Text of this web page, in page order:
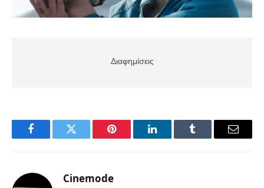
Διαφημίσεις
FacebookTwitter Pinterest LinkedInTumblr Email
Cinemode